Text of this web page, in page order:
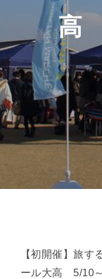
高
【初開催】旅
ール大高 5/10